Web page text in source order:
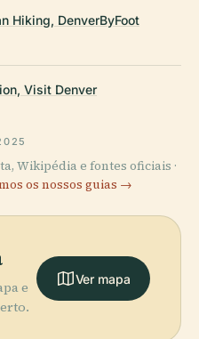
Hiking, DenverByFoot
Visit Denver
Wikipédia e fontes oficiais ·
os nossos guias →
e
Ver mapa